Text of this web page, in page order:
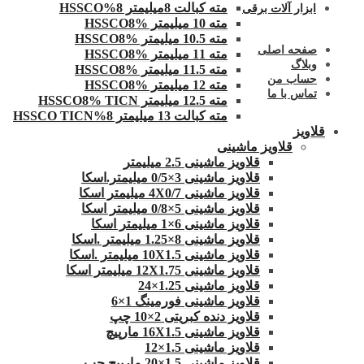
ابزار آلات برقی
صفحه اصلی
وبلاگ
حساب من
تماس با ما
مته کبالت 8میلیمتر 8%HSSCO
مته 10 میلیمتر HSSCO8%
مته 10.5 میلیمتر HSSCO8%
مته 11 میلیمتر HSSCO8%
مته 11.5 میلیمتر HSSCO8%
مته 12 میلیمتر HSSCO8%
مته 12.5 میلیمتر HSSCO8% TICN
مته کبالت 13 میلیمتر 8%HSSCO TICN
قلاویز
قلاویز ماشینی
قلاویز ماشینی 2.5 میلیمتر
قلاویز ماشینی 3×0/5 میلیمتر.اسکا
قلاویز ماشینی 4X0/7 میلیمتر اسکا
قلاویز ماشینی 5×0/8 میلیمتر اسکا
قلاویز ماشینی 6×1 میلیمتر اسکا
قلاویز ماشینی 8×1.25 میلیمتر .اسکا
قلاویز ماشینی 10X1.5 میلیمتر .اسکا
قلاویز ماشینی 12X1.75 میلیمتر اسکا
قلاویز ماشینی 1.25×24
قلاویز ماشینی فورمینگ 1×6
قلاویز دنده کبریتی 2×10 چپ
قلاویز ماشینی 16X1.5 مارپیچ
قلاویز ماشینی 1.5×12